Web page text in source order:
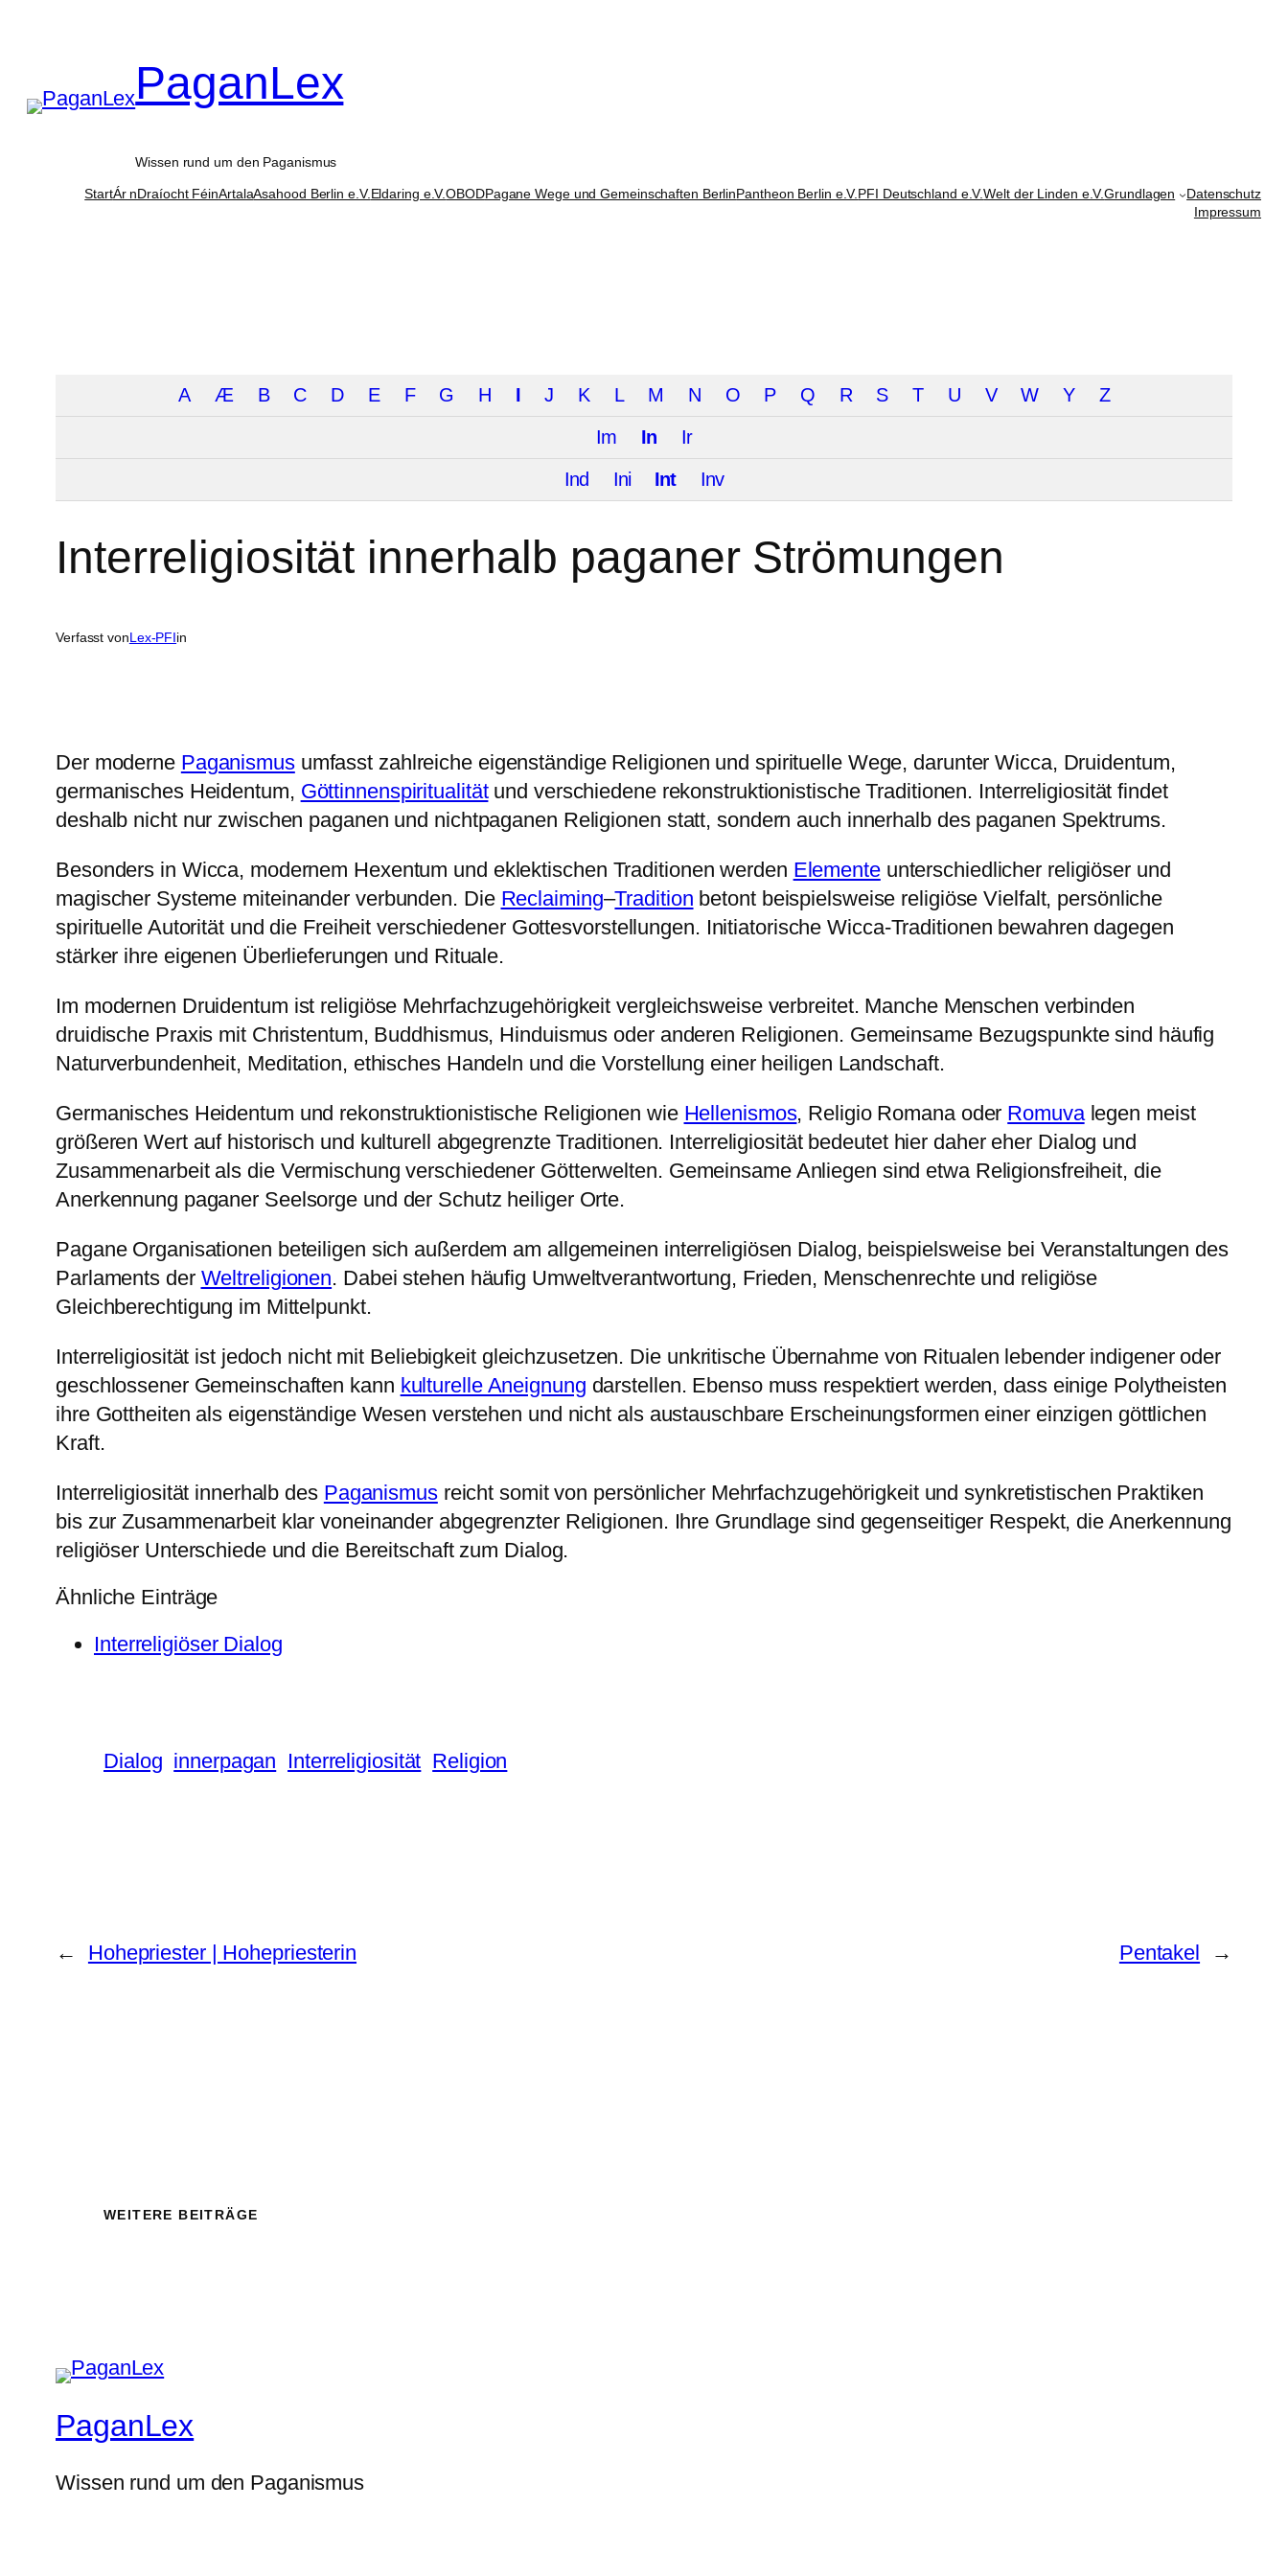
PaganLex
Wissen rund um den Paganismus
StartÁr nDraíocht FéinArtalaAsahood Berlin e.V.Eldaring e.V.OBODPagane Wege und Gemeinschaften BerlinPantheon Berlin e.V.PFI Deutschland e.V.Welt der Linden e.V.Grundlagen
Datenschutz
Impressum
A Æ B C D E F G H I J K L M N O P Q R S T U V W Y
Z
Im
In
Ir
Ind
Ini Int Inv
Interreligiosität innerhalb paganer Strömungen
Verfasst vonLex-PFIin
Der moderne Paganismusumfasst zahlreiche eigenständige Religionen und spirituelle Wege, darunter Wicca, Druidentum,
germanisches Heidentum, Göttinnenspiritualitätund verschiedene rekonstruktionistische Traditionen. Interreligiosität findet
deshalb nicht nur zwischen paganen und nichtpaganen Religionen statt, sondern auch innerhalb des paganen Spektrums.
Besonders in Wicca, modernem Hexentum und eklektischen Traditionen werden Elementeunterschiedlicher religiöser und
magischer Systeme miteinander verbunden. Die Reclaiming–Tradition betont beispielsweise religiöse Vielfalt, persönliche
spirituelle Autorität und die Freiheit verschiedener Gottesvorstellungen. Initiatorische Wicca-Traditionen bewahren dagegen
stärker ihre eigenen Überlieferungen und Rituale.
Im modernen Druidentum ist religiöse Mehrfachzugehörigkeit vergleichsweise verbreitet. Manche Menschen verbinden
druidische Praxis mit Christentum, Buddhismus, Hinduismus oder anderen Religionen. Gemeinsame Bezugspunkte sind häufig
Naturverbundenheit, Meditation, ethisches Handeln und die Vorstellung einer heiligen Landschaft.
Germanisches Heidentum und rekonstruktionistische Religionen wie Hellenismos, Religio Romana oder Romuvalegen meist
größeren Wert auf historisch und kulturell abgegrenzte Traditionen. Interreligiosität bedeutet hier daher eher Dialog und
Zusammenarbeit als die Vermischung verschiedener Götterwelten. Gemeinsame Anliegen sind etwa Religionsfreiheit, die
Anerkennung paganer Seelsorge und der Schutz heiliger Orte.
Pagane Organisationen beteiligen sich außerdem am allgemeinen interreligiösen Dialog, beispielsweise bei Veranstaltungen des
Parlaments der Weltreligionen. Dabei stehen häufig Umweltverantwortung, Frieden, Menschenrechte und religiöse
Gleichberechtigung im Mittelpunkt.
Interreligiosität ist jedoch nicht mit Beliebigkeit gleichzusetzen. Die unkritische Übernahme von Ritualen lebender indigener oder
geschlossener Gemeinschaften kann kulturelle Aneignung darstellen. Ebenso muss respektiert werden, dass einige Polytheisten
ihre Gottheiten als eigenständige Wesen verstehen und nicht als austauschbare Erscheinungsformen einer einzigen göttlichen
Kraft.
Interreligiosität innerhalb des Paganismusreicht somit von persönlicher Mehrfachzugehörigkeit und synkretistischen Praktiken
bis zur Zusammenarbeit klar voneinander abgegrenzter Religionen. Ihre Grundlage sind gegenseitiger Respekt, die Anerkennung
religiöser Unterschiede und die Bereitschaft zum Dialog.
Ähnliche Einträge
Interreligiöser Dialog
Dialog innerpagan Interreligiosität Religion
← Hohepriester | Hohepriesterin Pentakel →
WEITERE BEITRÄGE
PaganLex
Wissen rund um den Paganismus